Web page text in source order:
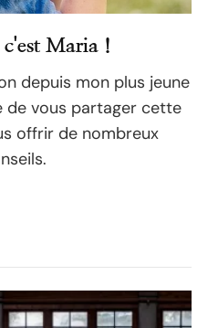
Maria !
depuis mon plus jeune
de vous partager cette
offrir de nombreux